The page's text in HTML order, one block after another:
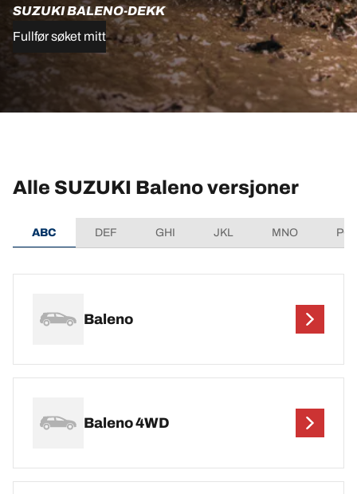
SUZUKI BALENO-DEKK
Fullfør søket mitt
Alle SUZUKI Baleno versjoner
ABC DEF GHI JKL MNO
Baleno
Baleno 4WD